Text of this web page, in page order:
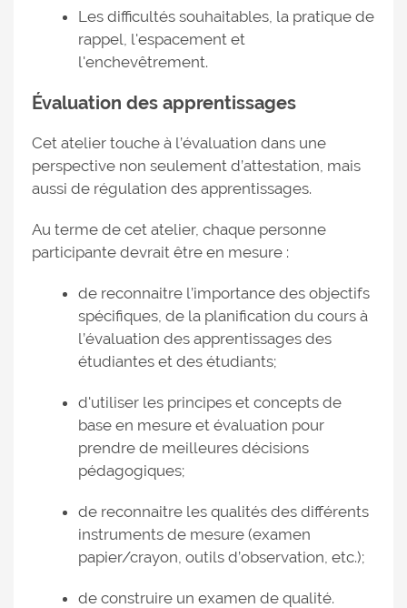
Les difficultés souhaitables, la pratique de
rappel, l'espacement et
l'enchevêtrement.
Évaluation des apprentissages
Cet atelier touche à l’évaluation dans une
perspective non seulement d’attestation, mais
aussi de régulation des apprentissages.
Au terme de cet atelier, chaque personne
participante devrait être en mesure :
de reconnaitre l’importance des objectifs
spécifiques, de la planification du cours à
l’évaluation des apprentissages des
étudiantes et des étudiants;
d'utiliser les principes et concepts de
base en mesure et évaluation pour
prendre de meilleures décisions
pédagogiques;
de reconnaitre les qualités des différents
instruments de mesure (examen
papier/crayon, outils d’observation, etc.);
de construire un examen de qualité.